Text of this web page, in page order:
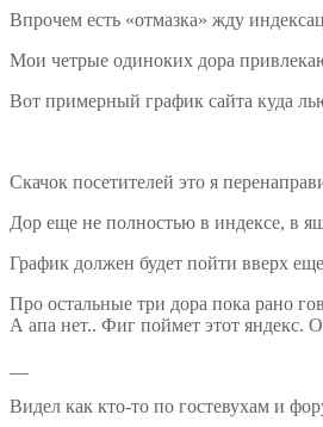
Впрочем есть «отмазка» жду
Мои четрые одиноких дора
Вот примерный график сайта куда
Скачок посетителей это я
Дор еще не полностью в индексе, в
График должен будет пойти вверх
Про остальные три дора пока рано
А апа нет.. Фиг поймет этот яндекс.
Видел как кто-то по гостевухам и